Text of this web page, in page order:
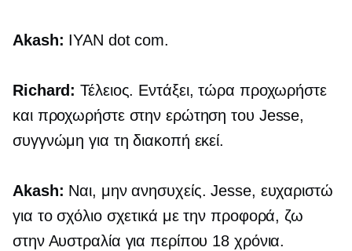
Akash: IYAN dot com.
Richard: Τέλειος. Εντάξει, τώρα προχωρήστε
και προχωρήστε στην ερώτηση του Jesse,
συγγνώμη για τη διακοπή εκεί.
Akash: Ναι, μην ανησυχείς. Jesse, ευχαριστώ
για το σχόλιο σχετικά με την προφορά, ζω
στην Αυστραλία για περίπου 18 χρόνια.